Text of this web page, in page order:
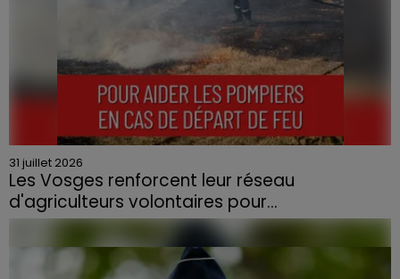
31 juillet 2026
Les Vosges renforcent leur réseau
d'agriculteurs volontaires pour...
Face à la sécheresse et aux risques de départs de feu,
la Chambre d'agriculture des Vosges a lancé un appel
aux agriculteurs volontaires pour venir en aide...